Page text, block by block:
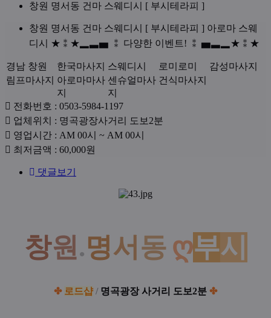
창
원
명
서
동
건
마
디
창원 명서동 건마 스웨디시 [ 부시테라피 ]
정
보
창
원
명
서
동
건
마
스
[
부
창원 명서동 건마 스웨디시 [ 부시테라피 ] 아로마 스웨
디시 ★⁑★▂▃▅ ⁑ 다양한 이벤트! ⁑ ▅▃▂★⁑★
경남 창원
지
역
한국마사지 스웨디시 로미로미
감성마사지
림프마사지
아로마마사
지
센슈얼마사
지
건식마사지
테
마
전화번호 : 0503-5984-1197업
체
연
업체위치 : 명곡광장사거리 도보2분
영업시간 : AM 00시 ~ AM 00시
최저금액 : 60,000원
댓글보기
창원.명서 동 ღ부시
✤ 로드샵/ 명곡광장 사거리 도보2분 ✤